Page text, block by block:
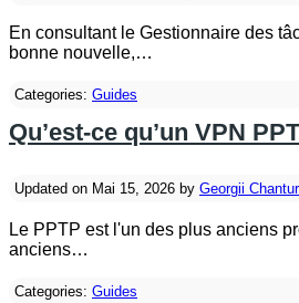
En consultant le Gestionnaire des
bonne nouvelle,…
Categories: Guides
Qu’est-ce qu’un VPN
Updated on Mai 15, 2026 by Georgii
Le PPTP est l'un des plus anciens
anciens…
Categories: Guides